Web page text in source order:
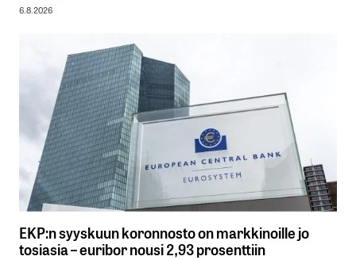
6.8.2026
EKP:n syyskuun koronnosto on markkinoille jo
tosiasia – euribor nousi 2,93 prosenttiin